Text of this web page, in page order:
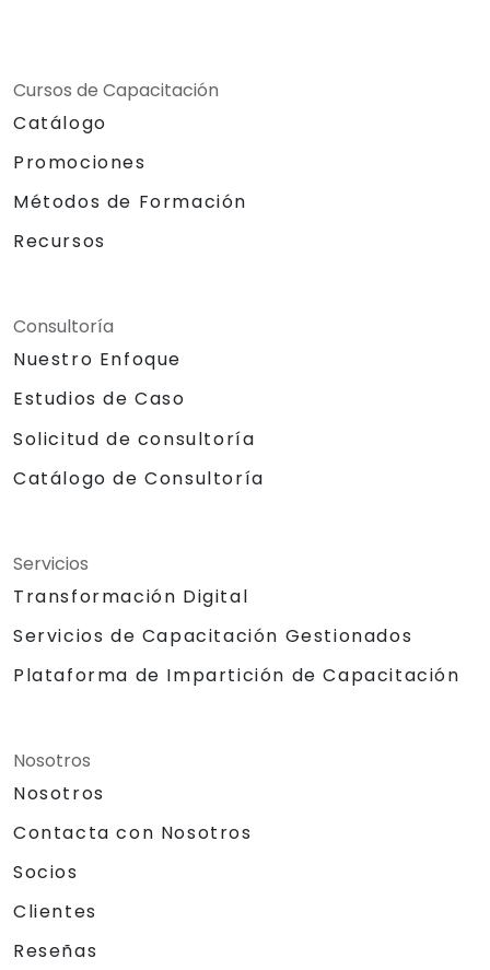
Cursos de Capacitación
Catálogo
Promociones
Métodos de Formación
Recursos
Consultoría
Nuestro Enfoque
Estudios de Caso
Solicitud de consultoría
Catálogo de Consultoría
Servicios
Transformación Digital
Servicios de Capacitación Gestionados
Plataforma de Impartición de Capacitación
Nosotros
Nosotros
Contacta con Nosotros
Socios
Clientes
Reseñas